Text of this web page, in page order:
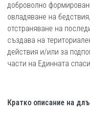
доброволно
овладяване на
отстраняване на
създава на
действия и/или за
части на Единната
Кратко описание на